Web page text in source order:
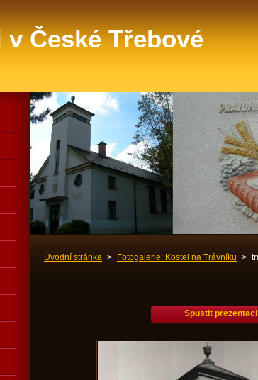
České Třebové
Úvodní stránka > Fotogalerie: Kostel na Trávníku >
Spustit prezentaci